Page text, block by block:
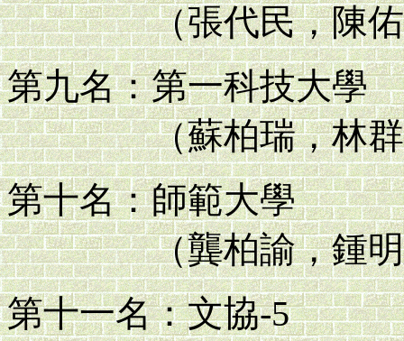
（張代民，陳佑偉
第九名：第一科技大學
（蘇柏瑞，林群豪
第十名：師範大學
（龔柏諭，鍾明廷
第十一名：文協-5